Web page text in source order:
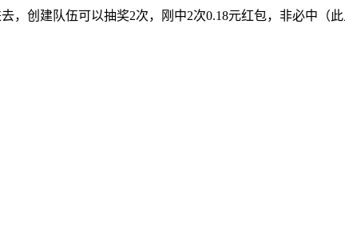
，创建队伍可以抽奖2次，刚中2次0.18元红包，非必中（